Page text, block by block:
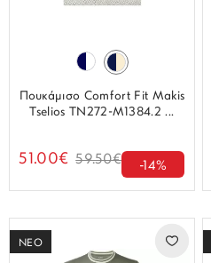
Πουκάμισο Comfort Fit Makis
Tselios TN272-M1384.2 ...
51.00€ 59.50€ -14%
ΝΕΟ